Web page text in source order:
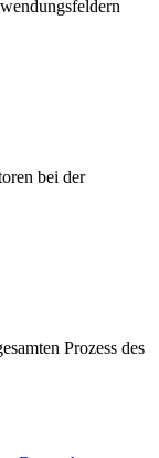
bei der
Prozess des